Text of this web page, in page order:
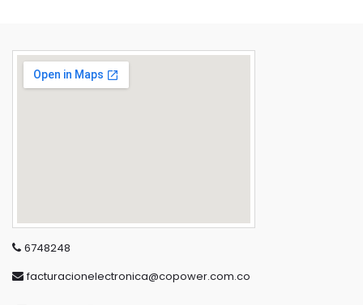
6748248
facturacionelectronica@copower.com.co